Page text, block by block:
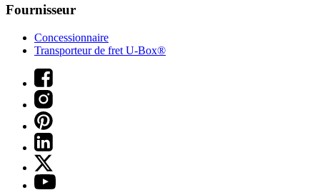
Fournisseur
Concessionnaire
Transporteur de fret U-Box®